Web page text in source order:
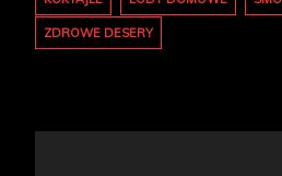
ZDROWE DESERY